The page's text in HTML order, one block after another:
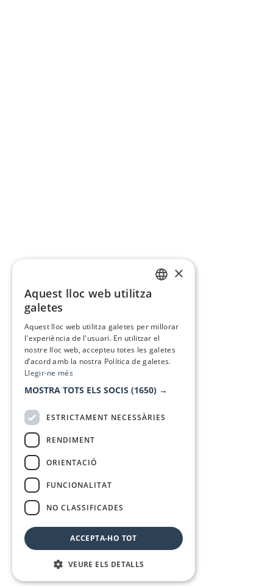
×
Aquest lloc web utilitza
galetes
Aquest lloc web utilitza galetes per millorar
l'experiència de l'usuari. En utilitzar el
nostre lloc web, accepteu totes les galetes
d’acord amb la nostra Política de galetes.
Llegir-ne més
MOSTRA TOTS ELS SOCIS (1650) →
ESTRICTAMENT NECESSÀRIES
RENDIMENT
ORIENTACIÓ
FUNCIONALITAT
NO CLASSIFICADES
ACCEPTA-HO TOT
VEURE ELS DETALLS